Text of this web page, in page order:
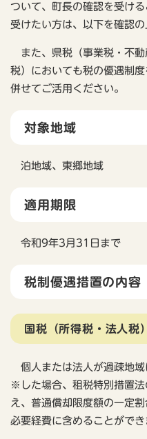
ついて、町長の確認を受け
受けたい方は、以下を確認の
また、県税（事業税・不動
税）においても税の優遇制
併せてご活用ください。
対象地域
泊地域、東郷地域
適用期限
令和9年3月31日まで
税制優遇措置の内容
国税（所得税・法人税
個人または法人が過疎地域
※した場合、租税特別措置
え、普通償却限度額の一定
必要経費に含めることができ